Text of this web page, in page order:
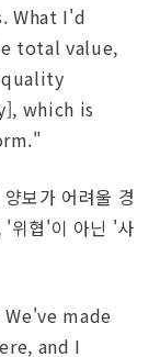
What I'd
total value,
which is
보가 어려울 경
'위협'이 아닌 '사
made
and I